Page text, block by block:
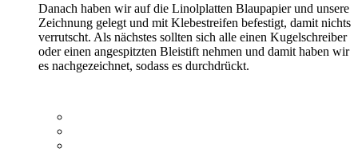
Danach haben wir auf die Linolplatten Blaupapier und unsere
Zeichnung gelegt und mit Klebestreifen befestigt, damit nichts
verrutscht. Als nächstes sollten sich alle einen Kugelschreiber
oder einen angespitzten Bleistift nehmen und damit haben wir
es nachgezeichnet, sodass es durchdrückt.